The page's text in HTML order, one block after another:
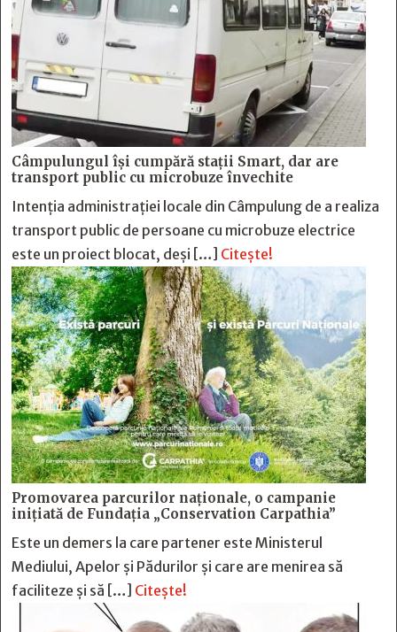
Câmpulungul îşi cumpără staţii Smart, dar are
transport public cu microbuze învechite
Intenția administrației locale din Câmpulung de a realiza
transport public de persoane cu microbuze electrice
este un proiect blocat, deși […] Citește!
Promovarea parcurilor naționale, o campanie
inițiată de Fundația „Conservation Carpathia”
Este un demers la care partener este Ministerul
Mediului, Apelor și Pădurilor și care are menirea să
faciliteze și să […] Citește!